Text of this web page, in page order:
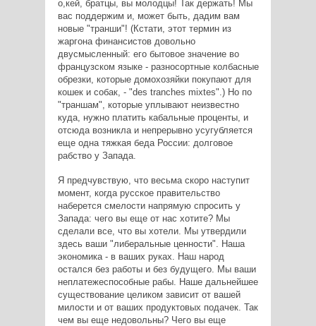
о,кей, братцы, вы молодцы! Так держать! Мы
вас поддержим и, может быть, дадим вам
новые "транши"! (Кстати, этот термин из
жаргона финансистов довольно
двусмысленный: его бытовое значение во
французском языке - разносортные колбасные
обрезки, которые домохозяйки покупают для
кошек и собак, - "des tranches mixtes".) Но по
"траншам", которые уплывают неизвестно
куда, нужно платить кабальные проценты, и
отсюда возникла и непрерывно усугубляется
еще одна тяжкая беда России: долговое
рабство у Запада.
Я предчувствую, что весьма скоро наступит
момент, когда русское правительство
наберется смелости напрямую спросить у
Запада: чего вы еще от нас хотите? Мы
сделали все, что вы хотели. Мы утвердили
здесь ваши "либеральные ценности". Наша
экономика - в ваших руках. Наш народ
остался без работы и без будущего. Мы ваши
неплатежеспособные рабы. Наше дальнейшее
существование целиком зависит от вашей
милости и от ваших продуктовых подачек. Так
чем вы еще недовольны? Чего вы еще